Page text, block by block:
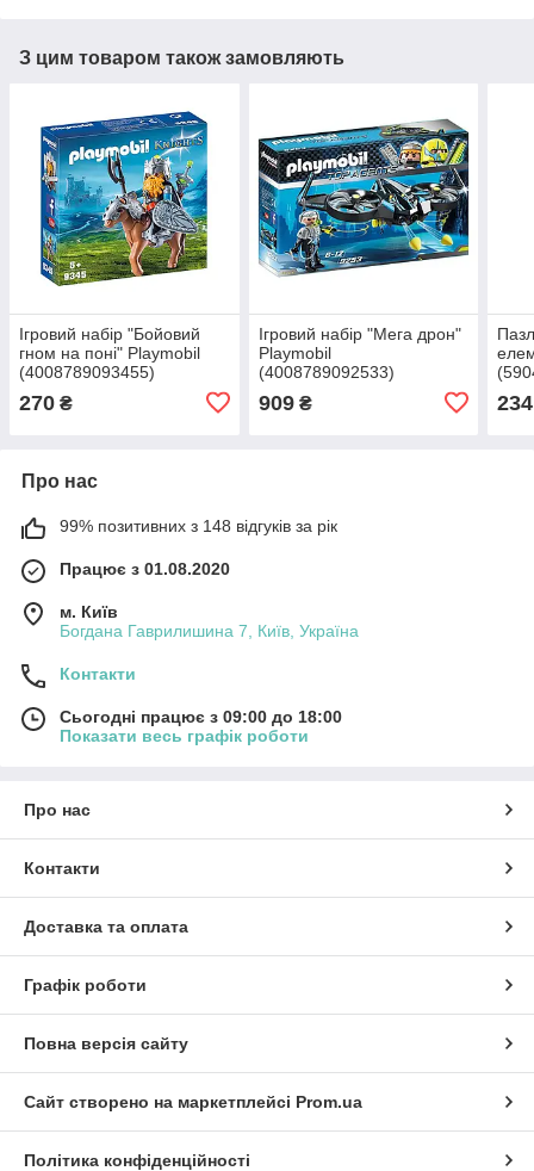
З цим товаром також замовляють
Ігровий набір "Бойовий
гном на поні" Playmobil
(4008789093455)
270 ₴
Ігровий набір "Мега дрон"
Playmobil
(4008789092533)
909₴ 234
Про нас
99% позитивних з 148 відгуків за рік
Працює з 01.08.2020
м. Київ
Богдана Гаврилишина 7, Київ, Україна
Контакти
Сьогодні працює з 09:00 до 18:00
Показати весь графік роботи
Про нас
Контакти
Доставка та оплата
Графік роботи
Повна версія сайту
Сайт створено на маркетплейсі Prom.ua
Політика конфіденційності